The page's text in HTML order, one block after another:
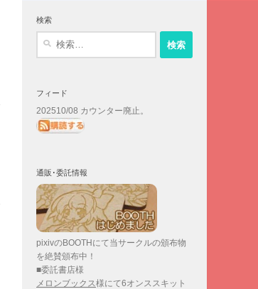
検索
フィード
202510/08 カウンター廃止。
通販･委託情報
pixivのBOOTHにて当サークルの頒布物
を絶賛頒布中！
■委託書店様
メロンブックス様にて6オンススキット